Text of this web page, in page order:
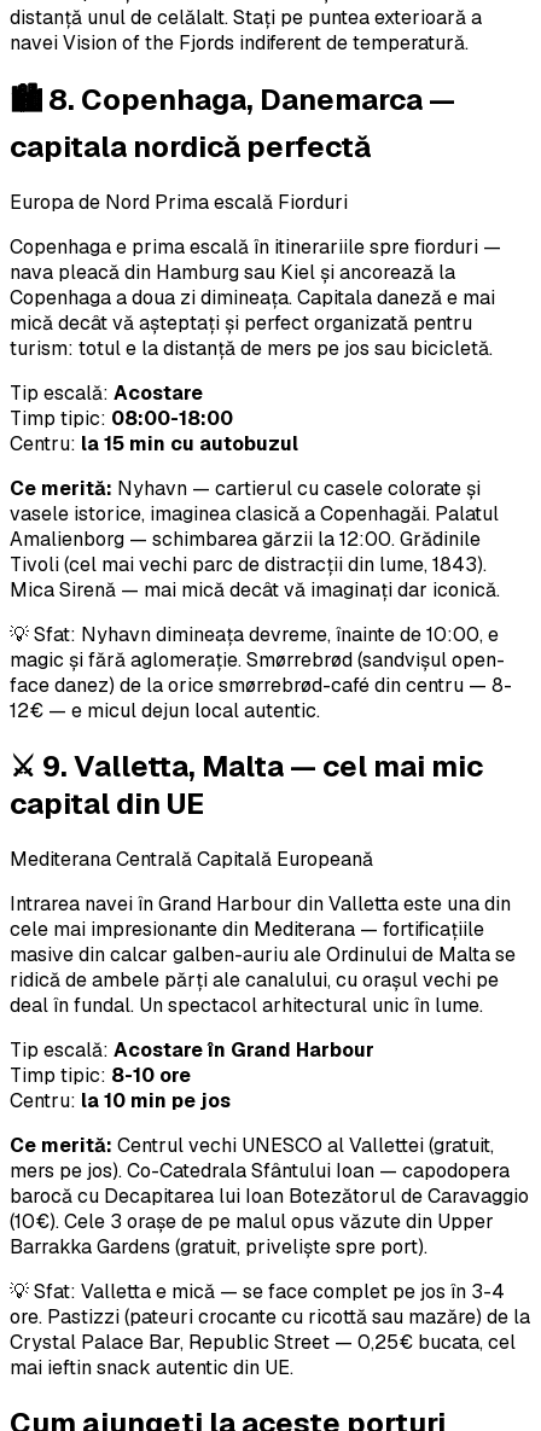
distanță unul de celălalt. Stați pe puntea exterioară a
navei Vision of the Fjords indiferent de temperatură.
🏙️ 8. Copenhaga, Danemarca —
capitala nordică perfectă
Europa de Nord Prima escală Fiorduri
Copenhaga e prima escală în itinerariile spre fiorduri —
nava pleacă din Hamburg sau Kiel și ancorează la
Copenhaga a doua zi dimineața. Capitala daneză e mai
mică decât vă așteptați și perfect organizată pentru
turism: totul e la distanță de mers pe jos sau bicicletă.
Tip escală: Acostare
Timp tipic: 08:00-18:00
Centru: la 15 min cu autobuzul
Ce merită: Nyhavn — cartierul cu casele colorate și
vasele istorice, imaginea clasică a Copenhagăi. Palatul
Amalienborg — schimbarea gărzii la 12:00. Grădinile
Tivoli (cel mai vechi parc de distracții din lume, 1843).
Mica Sirenă — mai mică decât vă imaginați dar iconică.
💡 Sfat: Nyhavn dimineața devreme, înainte de 10:00, e
magic și fără aglomerație. Smørrebrød (sandvișul open-
face danez) de la orice smørrebrød-café din centru — 8-
12€ — e micul dejun local autentic.
⚔️ 9. Valletta, Malta — cel mai mic
capital din UE
Mediterana CentralăCapitală Europeană
Intrarea navei în Grand Harbour din Valletta este una din
cele mai impresionante din Mediterana — fortificațiile
masive din calcar galben-auriu ale Ordinului de Malta se
ridică de ambele părți ale canalului, cu orașul vechi pe
deal în fundal. Un spectacol arhitectural unic în lume.
Tip escală: Acostare în Grand Harbour
Timp tipic: 8-10 ore
Centru: la 10 min pe jos
Ce merită: Centrul vechi UNESCO al Vallettei (gratuit,
mers pe jos). Co-Catedrala Sfântului Ioan — capodopera
barocă cu Decapitarea lui Ioan Botezătorul de Caravaggio
(10€). Cele 3 orașe de pe malul opus văzute din Upper
Barrakka Gardens (gratuit, priveliște spre port).
💡 Sfat: Valletta e mică — se face complet pe jos în 3-4
ore. Pastizzi (pateuri crocante cu ricottă sau mazăre) de la
Crystal Palace Bar, Republic Street — 0,25€ bucata, cel
mai ieftin snack autentic din UE.
Cum ajungeți la aceste porturi